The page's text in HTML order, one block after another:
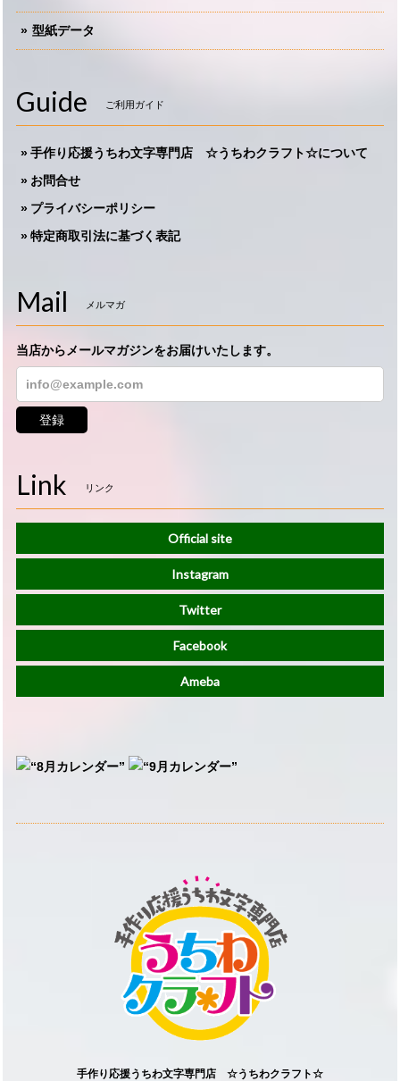
型紙データ
Guide ご利用ガイド
手作り応援うちわ文字専門店 ☆うちわクラフト☆について
お問合せ
プライバシーポリシー
特定商取引法に基づく表記
Mail メルマガ
当店からメールマガジンをお届けいたします。
登録
Link リンク
Official site
Instagram
Twitter
Facebook
Ameba
手作り応援うちわ文字専門店 ☆うちわクラフト☆